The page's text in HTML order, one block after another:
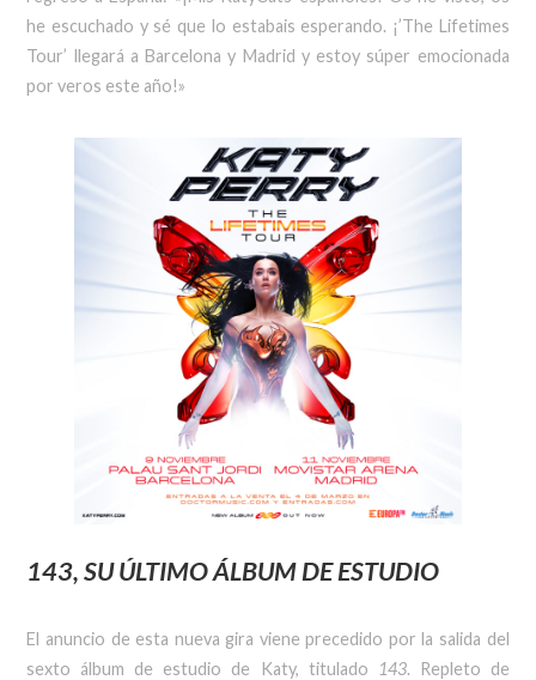
he escuchado y sé que lo estabais esperando. ¡’The Lifetimes
Tour’ llegará a Barcelona y Madrid y estoy súper emocionada
por veros este año!»
143, SU ÚLTIMO ÁLBUM DE ESTUDIO
El anuncio de esta nueva gira viene precedido por la salida del
sexto álbum de estudio de Katy, titulado
143. Repleto de